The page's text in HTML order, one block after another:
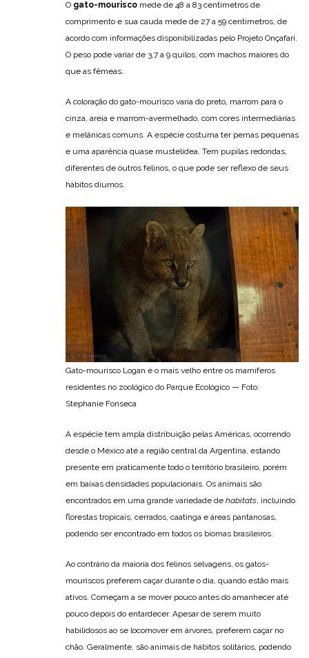
O gato-mourisco mede de 48 a 83 centímetros de
comprimento e sua cauda mede de 27 a 59 centímetros, de
acordo com informações disponibilizadas pelo Projeto Onçafari.
O peso pode variar de 3,7 a 9 quilos, com machos maiores do
que as fêmeas.
A coloração do gato-mourisco varia do preto, marrom para o
cinza, areia e marrom-avermelhado, com cores intermediárias
e melânicas comuns. A espécie costuma ter pernas pequenas
e uma aparência quase mustelídea. Tem pupilas redondas,
diferentes de outros felinos, o que pode ser reflexo de seus
hábitos diurnos.
Gato-mourisco Logan é o mais velho entre os mamíferos
residentes no zoológico do Parque Ecológico — Foto:
Stephanie Fonseca
A espécie tem ampla distribuição pelas Américas, ocorrendo
desde o México até a região central da Argentina, estando
presente em praticamente todo o território brasileiro, porém
em baixas densidades populacionais. Os animais são
encontrados em uma grande variedade de habitats, incluindo
florestas tropicais, cerrados, caatinga e áreas pantanosas,
podendo ser encontrado em todos os biomas brasileiros.
Ao contrário da maioria dos felinos selvagens, os gatos-
mouriscos preferem caçar durante o dia, quando estão mais
ativos. Começam a se mover pouco antes do amanhecer até
pouco depois do entardecer. Apesar de serem muito
habilidosos ao se locomover em árvores, preferem caçar no
chão. Geralmente, são animais de hábitos solitários, podendo